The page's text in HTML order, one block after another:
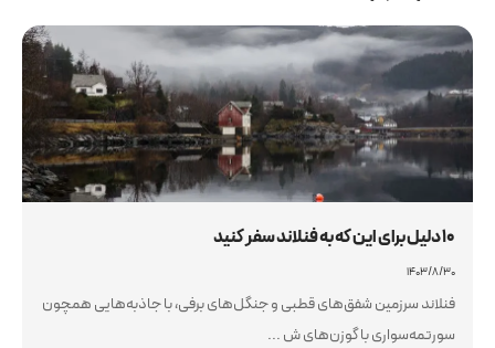
۱۰ دلیل برای این که به فنلاند سفر کنید
۱۴۰۳/۸/۳۰
فنلاند سرزمین شفق‌های قطبی و جنگل‌های برفی، با جاذبه‌هایی همچون
سورتمه‌سواری با گوزن‌های ش ...